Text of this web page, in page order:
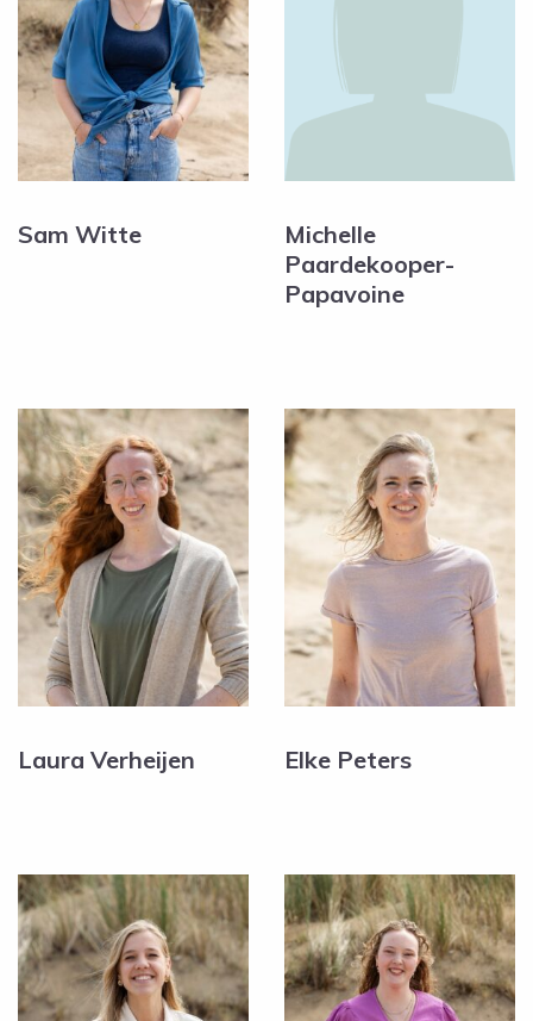
Sam Witte
Michelle
Paardekooper-
Papavoine
Laura Verheijen Elke Peters